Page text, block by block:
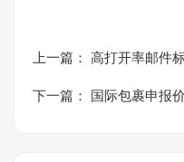
上一篇： 高打开率邮件
下一篇： 国际包裹申报